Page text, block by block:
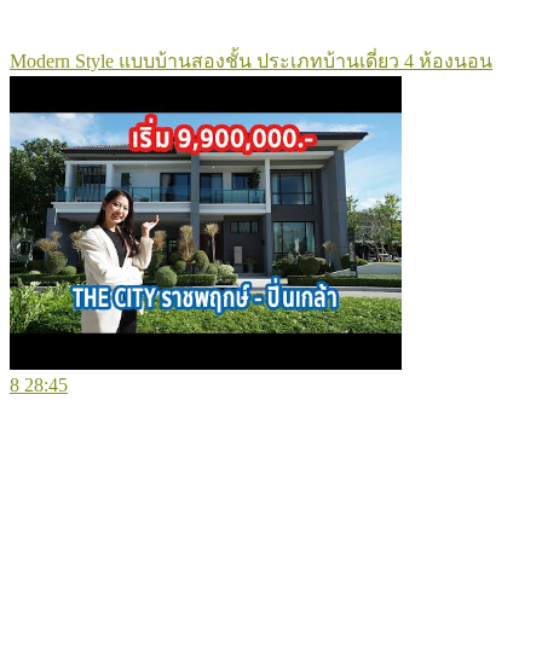
Modern Style แบบบ้านสองชั้น ประเภทบ้านเดี่ยว 4 ห้องนอน
8 28:45